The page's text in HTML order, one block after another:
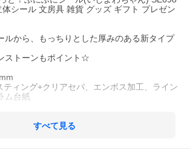
シール 文房具 雑貨 グッズ ギフト プレゼン
ルから、もっちりとした厚みのある新タイプ
ストーンもポイント☆
ティング+クリアセパ、エンボス加工、ライン
ム台紙
すべて見る